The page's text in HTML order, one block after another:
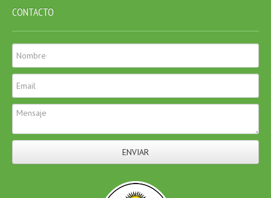
CONTACTO
ENVIAR